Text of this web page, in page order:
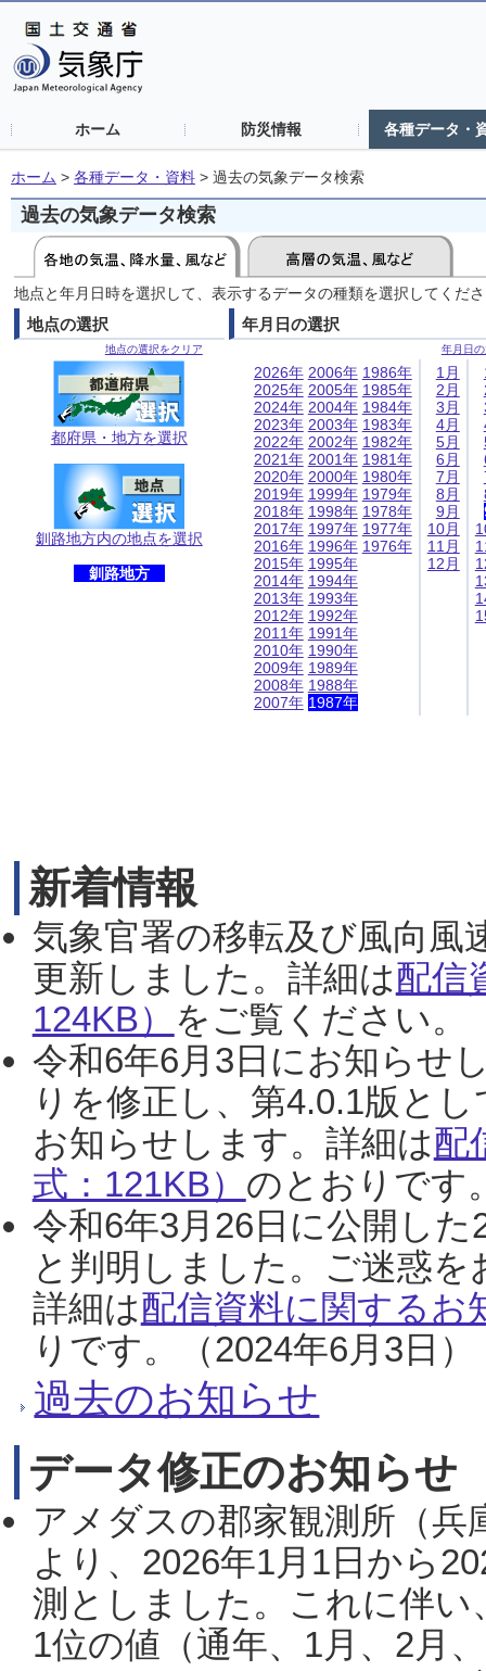
ホーム 防災情報 各種データ・
ホーム > 各種データ・資料 > 過去の気象データ検索
過去の気象データ検索
地点と年月日時を選択して、表示するデータの種類を選択してくだ
地点の選択
地点の選択をクリア
都府県・地方を選択
釧路地方内の地点を選択
釧路地方
年月日の選択
年月日
2026年
2025年
2024年
2023年
2022年
2021年
2020年
2019年
2018年
2017年
2016年
2015年
2014年
2013年
2012年
2011年
2010年
2009年
2008年
2007年
2006年
2005年
2004年
2003年
2002年
2001年
2000年
1999年
1998年
1997年
1996年
1995年
1994年
1993年
1992年
1991年
1990年
1989年
1988年
1987年
1986年
1985年
1984年
1983年
1982年
1981年
1980年
1979年
1978年
1977年
1976年
1月
2月
3月
4月
5月
6月
7月
8月
9月
10月
11月
12月
新着情報
気象官署の移転及び風向風
更新しました。詳細は配信
124KB） をご覧ください。
令和6年6月3日にお知らせ
りを修正し、第4.0.1版と
お知らせします。詳細は配
式：121KB） のとおりです
令和6年3月26日に公開し
と判明しました。ご迷惑
詳細は配信資料に関するお
りです。（2024年6月3日）
過去のお知らせ
データ修正のお知らせ
アメダスの郡家観測所（
より、2026年1月1日から
測としました。これに伴い
1位の値（通年、1月、2月